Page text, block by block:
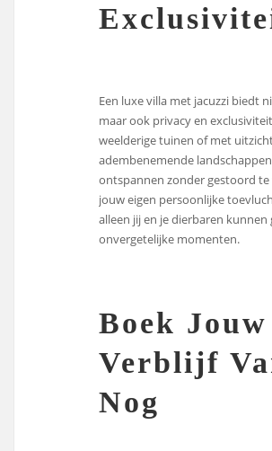
Een luxe villa met jacuzzi biedt
maar ook privacy en
weelderige tuinen of met
adembenemende
ontspannen zonder gestoord
jouw eigen persoonlijke
alleen jij en je dierbaren kunnen
onvergetelijke momenten.
Boek Jouw
Verblijf
Nog